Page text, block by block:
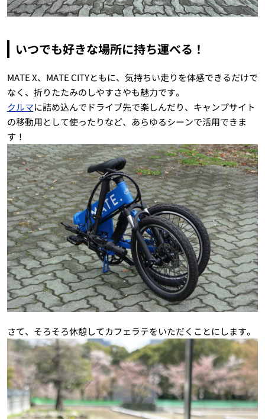
いつでも好きな場所に持ち運べる！
MATE X、MATE CITYともに、気持ちい走りを体感できるだけで
なく、折りたたみのしやすさやも魅力です。
クルマに詰め込んでドライブ先で楽しんだり、キャンプサイト
の移動用として使ったりなど、あらゆるシーンで活用できま
す！
さて、そろそろ休憩してカフェラテをいただくことにします。